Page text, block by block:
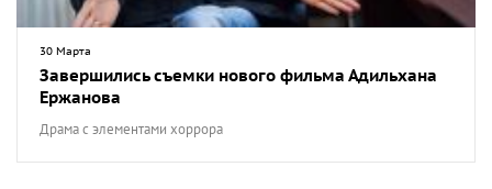
30 Марта
Завершились съемки нового фильма Адильхана
Ержанова
Драма с элементами хоррора